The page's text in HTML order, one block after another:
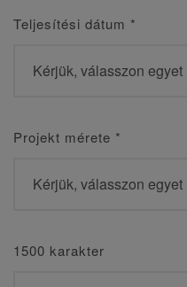
Teljesítési dátum *
Projekt mérete *
1500 karakter